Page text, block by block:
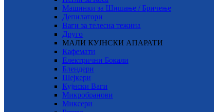
Машинки за Шишање / Бричење
Депилатори
Ваги за телесна тежина
Друго
МАЛИ КУЈНСКИ АПАРАТИ
Кафемати
Електрични Бокали
Блендери
Шејкери
Кујнски Ваги
Микробранови
Миксери